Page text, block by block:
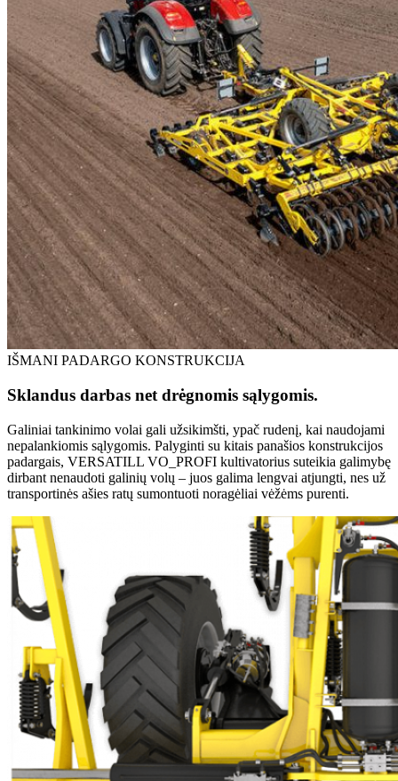
IŠMANI PADARGO KONSTRUKCIJA
Sklandus darbas net drėgnomis sąlygomis.
Galiniai tankinimo volai gali užsikimšti, ypač rudenį, kai naudojami
nepalankiomis sąlygomis. Palyginti su kitais panašios konstrukcijos
padargais, VERSATILL VO_PROFI kultivatorius suteikia galimybę
dirbant nenaudoti galinių volų – juos galima lengvai atjungti, nes už
transportinės ašies ratų sumontuoti noragėliai vėžėms purenti.